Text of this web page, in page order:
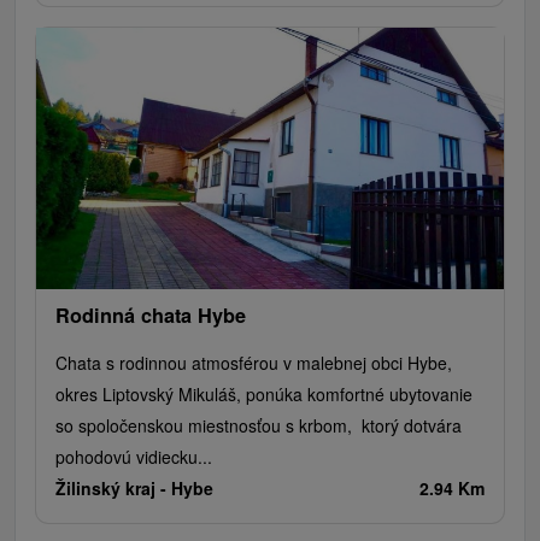
Rodinná chata Hybe
Chata s rodinnou atmosférou v malebnej obci Hybe,
okres Liptovský Mikuláš, ponúka komfortné ubytovanie
so spoločenskou miestnosťou s krbom, ktorý dotvára
pohodovú vidiecku...
Žilinský kraj - Hybe 2.94 Km